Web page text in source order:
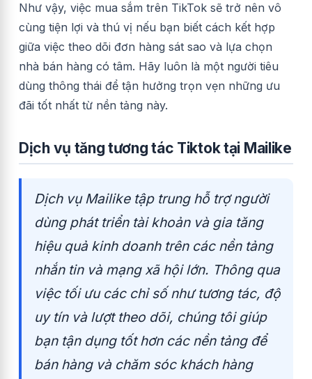
Như vậy, việc mua sắm trên TikTok sẽ trở nên vô
cùng tiện lợi và thú vị nếu bạn biết cách kết hợp
giữa việc theo dõi đơn hàng sát sao và lựa chọn
nhà bán hàng có tâm. Hãy luôn là một người tiêu
dùng thông thái để tận hưởng trọn vẹn những ưu
đãi tốt nhất từ nền tảng này.
Dịch vụ tăng tương tác Tiktok tại Mailike
Dịch vụ Mailike tập trung hỗ trợ người
dùng phát triển tài khoản và gia tăng
hiệu quả kinh doanh trên các nền tảng
nhắn tin và mạng xã hội lớn. Thông qua
việc tối ưu các chỉ số như tương tác, độ
uy tín và lượt theo dõi, chúng tôi giúp
bạn tận dụng tốt hơn các nền tảng để
bán hàng và chăm sóc khách hàng